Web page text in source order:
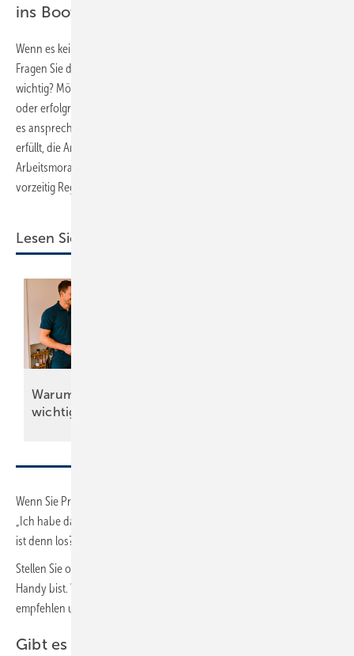
ins Boot?
Wenn es kein Fehlverhalten gibt, können Sie nur Angebote machen.
Fragen Sie den Mitarbeitenden nach seinen Zielen. Was ist Dir
wichtig? Möchtest du wissen, was in den Sozialen Medien passiert
oder erfolgreich deine Ausbildung ­abschließen? Der Arbeitgeber muss
es ansprechen, wenn der Arbeitnehmer seine Pflichten nicht mehr
erfüllt, die ­Arbeitsqualität leidet, sich die Fehlzeiten häufen oder die
Arbeitsmoral nachlässt. Damit es nicht so weit kommt, ist es gut,
vorzeitig Regelungen zu finden.
Lesen Sie auch:
Warum Vertrauen so
wichtig
Wenn Sie Probleme bemerken, führen Sie ein Vier-Augen-Gespräch:
„Ich habe das Gefühl Dir geht es nicht gut. Du bist unkonzentriert. Was
ist denn los?“
Stellen Sie offene Fragen: „Ich habe beobachtet, dass Du oft am
Handy bist. Wie kann ich Dir helfen?“ Sie können die Beratungsstelle
empfehlen und klare Regelungen einfordern.
Gibt es Tricks, den Medienkonsum zu